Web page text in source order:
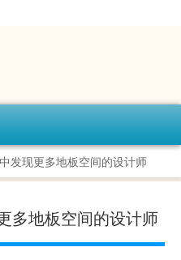
发现更多地板空间的设计师
多地板空间的设计师